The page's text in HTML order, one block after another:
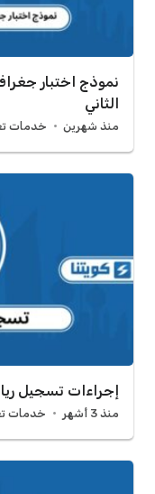
نموذج اختبار
الثاني
منذ شهرين خدمات
إجراءات تسجيل رياض
منذ 3 أشهر خدمات